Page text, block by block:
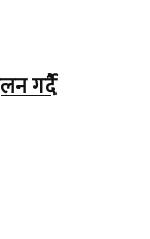
गर्दै